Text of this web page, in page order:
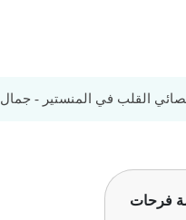
القلب في المنستير - جمال
فرحات